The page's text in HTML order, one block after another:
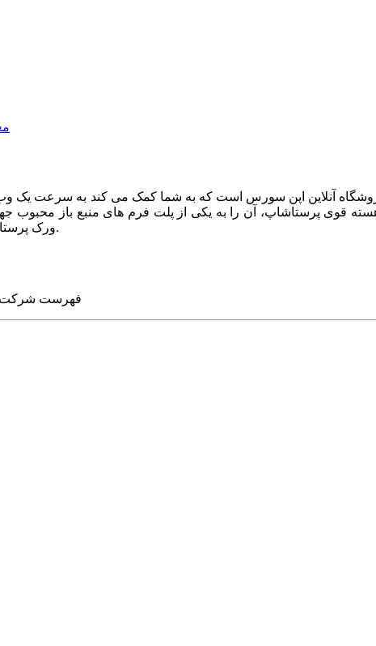
قوی پرستاشاپ، آن را به یکی از پلت فرم های منبع باز محبوب
ورک پرستاشاپ، حرفه ای ترین وب سایت های روز جهان را برای شما طراحی می کنیم.
فهرست شرکت